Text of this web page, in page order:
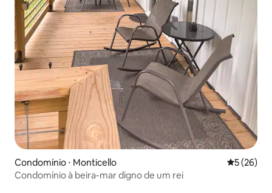
Condomínio ⋅ Monticello 5 de uma
5 (26)
Condomínio à beira-mar digno de um rei